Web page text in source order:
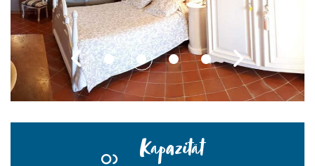
Kapazität